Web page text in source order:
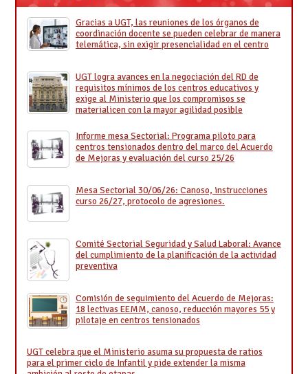
Gracias a UGT, las reuniones de los órganos de
coordinación docente se pueden celebrar de manera
telemática, sin exigir presencialidad en el centro
UGT logra avances en la negociación del RD de
requisitos mínimos de los centros educativos y
exige al Ministerio que los compromisos se
materialicen con la mayor agilidad posible
Informe mesa Sectorial: Programa piloto para
centros tensionados dentro del marco del Acuerdo
de Mejoras y evaluación del curso 25/26
Mesa Sectorial 30/06/26: Canoso, instrucciones
curso 26/27, protocolo de agresiones.
Comité Sectorial Seguridad y Salud Laboral: Avance
del cumplimiento de la planificación de la actividad
preventiva
Comisión de seguimiento del Acuerdo de Mejoras:
18 lectivas EEMM, canoso, reducción mayores 55 y
pilotaje en centros tensionados
UGT celebra que el Ministerio asuma su propuesta de ratios
para el primer ciclo de Infantil y pide extender la misma